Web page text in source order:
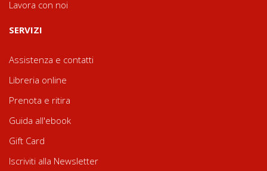
Lavora con noi
SERVIZI
Assistenza e contatti
Libreria online
Prenota e ritira
Guida all'ebook
Gift Card
Iscriviti alla Newsletter